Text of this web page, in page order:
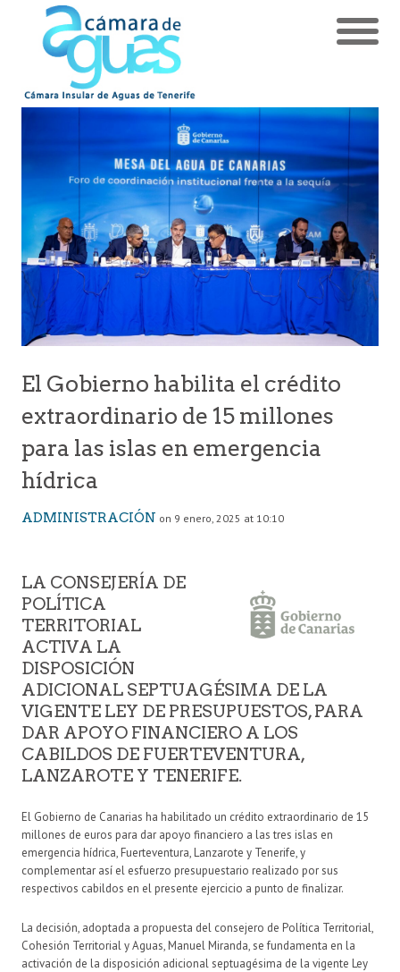
El Gobierno habilita el crédito
extraordinario de 15 millones
para las islas en emergencia
hídrica
ADMINISTRACIÓN on 9 enero, 2025 at 10:10
LA CONSEJERÍA DE
POLÍTICA
TERRITORIAL
ACTIVA LA
DISPOSICIÓN
ADICIONAL SEPTUAGÉSIMA DE LA
VIGENTE LEY DE PRESUPUESTOS, PARA
DAR APOYO FINANCIERO A LOS
CABILDOS DE FUERTEVENTURA,
LANZAROTE Y TENERIFE.
El Gobierno de Canarias ha habilitado un crédito extraordinario de 15
millones de euros para dar apoyo financiero a las tres islas en
emergencia hídrica, Fuerteventura, Lanzarote y Tenerife, y
complementar así el esfuerzo presupuestario realizado por sus
respectivos cabildos en el presente ejercicio a punto de finalizar.
La decisión, adoptada a propuesta del consejero de Política Territorial,
Cohesión Territorial y Aguas, Manuel Miranda, se fundamenta en la
activación de la disposición adicional septuagésima de la vigente Ley